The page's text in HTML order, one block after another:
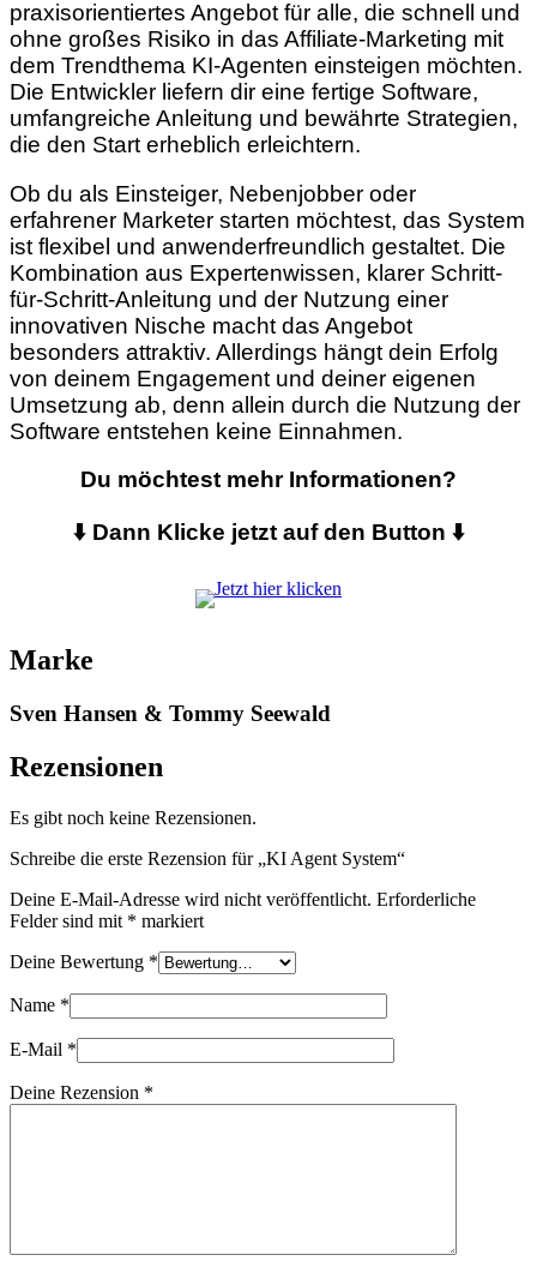
praxisorientiertes Angebot für alle, die schnell und
ohne großes Risiko in das Affiliate-Marketing mit
dem Trendthema KI-Agenten einsteigen möchten.
Die Entwickler liefern dir eine fertige Software,
umfangreiche Anleitung und bewährte Strategien,
die den Start erheblich erleichtern.
Ob du als Einsteiger, Nebenjobber oder
erfahrener Marketer starten möchtest, das System
ist flexibel und anwenderfreundlich gestaltet. Die
Kombination aus Expertenwissen, klarer Schritt-
für-Schritt-Anleitung und der Nutzung einer
innovativen Nische macht das Angebot
besonders attraktiv. Allerdings hängt dein Erfolg
von deinem Engagement und deiner eigenen
Umsetzung ab, denn allein durch die Nutzung der
Software entstehen keine Einnahmen.
Du möchtest mehr Informationen?
⬇️ Dann Klicke jetzt auf den Button ⬇️
Marke
Sven Hansen & Tommy Seewald
Rezensionen
Es gibt noch keine Rezensionen.
Schreibe die erste Rezension für „KI Agent System“
Deine E-Mail-Adresse wird nicht veröffentlicht. Erforderliche
Felder sind mit * markiert
Deine Bewertung *
Name *
E-Mail *
Deine Rezension *